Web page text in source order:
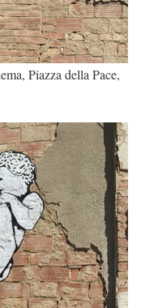
Piazza della Pace,